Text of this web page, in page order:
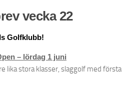
vecka 22
Golfklubb!
– lördag 1 juni
lika stora klasser, slaggolf med första